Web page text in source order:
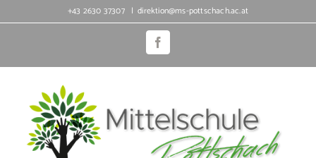
+43 2630 37307 | direktion@ms-pottschach.ac.at
Facebook